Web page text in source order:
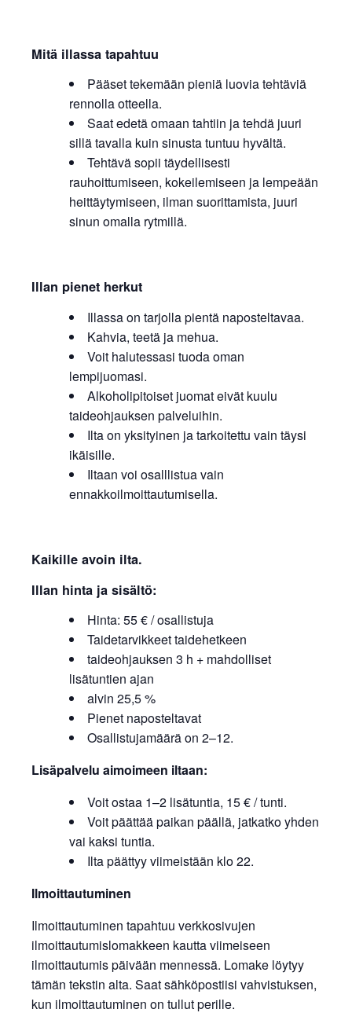
Mitä illassa tapahtuu
Pääset tekemään pieniä luovia tehtäviä
rennolla otteella.
Saat edetä omaan tahtiin ja tehdä juuri
sillä tavalla kuin sinusta tuntuu hyvältä.
Tehtävä sopii täydellisesti
rauhoittumiseen, kokeilemiseen ja lempeään
heittäytymiseen, ilman suorittamista, juuri
sinun omalla rytmillä.
Illan pienet herkut
Illassa on tarjolla pientä naposteltavaa.
Kahvia, teetä ja mehua.
Voit halutessasi tuoda oman
lempijuomasi.
Alkoholipitoiset juomat eivät kuulu
taideohjauksen palveluihin.
Ilta on yksityinen ja tarkoitettu vain täysi
ikäisille.
Iltaan voi osalllistua vain
ennakkoilmoittautumisella.
Kaikille avoin ilta.
Illan hinta ja sisältö:
Hinta: 55 € / osallistuja
Taidetarvikkeet taidehetkeen
taideohjauksen 3 h + mahdolliset
lisätuntien ajan
alvin 25,5 %
Pienet naposteltavat
Osallistujamäärä on 2–12.
Lisäpalvelu aimoimeen iltaan:
Voit ostaa 1–2 lisätuntia, 15 € / tunti.
Voit päättää paikan päällä, jatkatko yhden
vai kaksi tuntia.
Ilta päättyy viimeistään klo 22.
Ilmoittautuminen
Ilmoittautuminen tapahtuu verkkosivujen
ilmoittautumislomakkeen kautta viimeiseen
ilmoittautumis päivään mennessä. Lomake löytyy
tämän tekstin alta. Saat sähköpostiisi vahvistuksen,
kun ilmoittautuminen on tullut perille.